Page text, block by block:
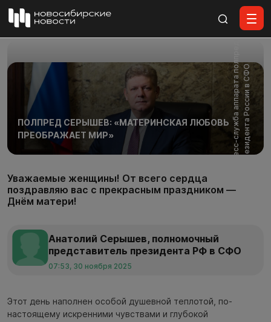
Ф
о
т
о
:
п
р
е
с
с
-
с
л
у
ж
б
а
а
п
п
а
р
а
т
а
по
л
п
р
е
д
а
п
р
е
з
и
д
е
н
т
а
Р
о
с
с
и
и
в
С
ФО
ПОЛПРЕД СЕРЫШЕВ: «МАТЕРИНСКАЯ ЛЮБОВЬ
ПРЕОБРАЖАЕТ МИР»
Уважаемые женщины! От всего сердца
поздравляю вас с прекрасным праздником —
Днём матери!
Анатолий Серышев, полномочный
представитель президента РФ в СФО
07:53, 30 ноября 2025
Этот день наполнен особой душевной теплотой, по-
настоящему искренними чувствами и глубокой